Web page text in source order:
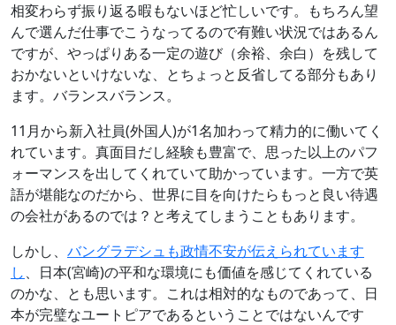
相変わらず振り返る暇もないほど忙しいです。もちろん望
んで選んだ仕事でこうなってるので有難い状況ではあるん
ですが、やっぱりある一定の遊び（余裕、余白）を残して
おかないといけないな、とちょっと反省してる部分もあり
ます。バランスバランス。
11月から新入社員(外国人)が1名加わって精力的に働いてく
れています。真面目だし経験も豊富で、思った以上のパフ
ォーマンスを出してくれていて助かっています。一方で英
語が堪能なのだから、世界に目を向けたらもっと良い待遇
の会社があるのでは？と考えてしまうこともあります。
しかし、 バングラデシュも政情不安が伝えられています
し、日本(宮崎)の平和な環境にも価値を感じてくれている
のかな、とも思います。これは相対的なものであって、日
本が完璧なユートピアであるということではないんです